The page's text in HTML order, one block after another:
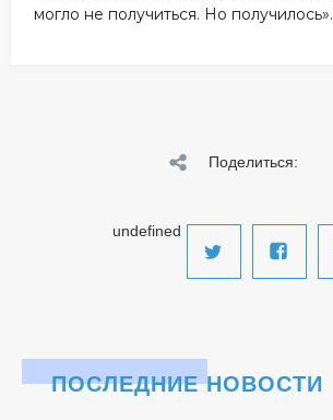
могло не получиться. Но получилось».
Поделиться:
undefined
ПОСЛЕДНИЕ НОВОСТИ